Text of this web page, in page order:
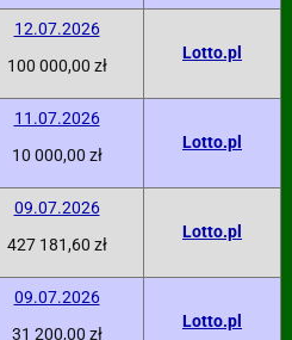
12.07.2026
100 000,00 zł
Lotto.pl
11.07.2026
10 000,00 zł
Lotto.pl
09.07.2026
427 181,60 zł
Lotto.pl
09.07.2026
31 200,00 zł
Lotto.pl